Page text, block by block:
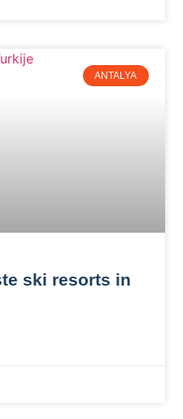
ANTALYA
ski resorts in